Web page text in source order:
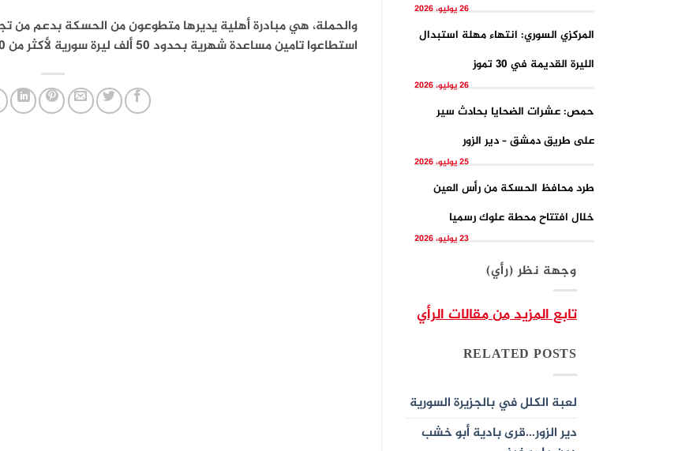
26 يوليو، 2026
المركزي السوري: انتهاء مهلة استبدال
الليرة القديمة في 30 تموز
26 يوليو، 2026
حمص: عشرات الضحايا بحادث سير
على طريق دمشق – دير الزور
25 يوليو، 2026
طرد محافظ الحسكة من رأس العين
خلال افتتاح محطة علوك رسميا
23 يوليو، 2026
وجهة نظر (رأي)
تابع المزيد من مقالات الرأي
RELATED POSTS
لعبة الكلل في بالجزيرة السورية
دير الزور…قرى بادية أبو خشب
والحملة، هي مبادرة أهلية يديرها متطوعون من الحسكة بدعم من
استطاعوا تامين مساعدة شهرية بحدود 50 ألف ليرة سورية لأكثر من 1300 عائلة.